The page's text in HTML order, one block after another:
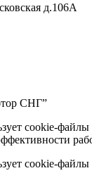
д.106А
СНГ”
cookie-
cookie-файлы